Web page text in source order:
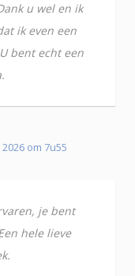
u wel en ik
ik even een
bent echt een
om 7u55
je bent
hele lieve